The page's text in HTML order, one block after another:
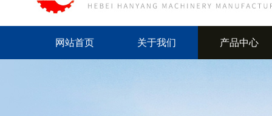
网站首页 关于我们 产品中心